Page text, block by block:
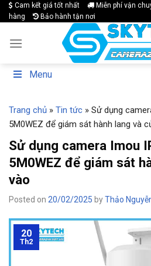
Skip
to
Cam kết giá tốt nhất Miễn phí vận
hàng
Bảo hành tận nơi
Menu
Trang chủ » Tin tức » Sử dụng
5M0WEZ để giám sát hành lang và
Sử dụng camera Imou
5M0WEZ để giám sát
vào
Posted on 20/02/2025 byThảo
20
Th2